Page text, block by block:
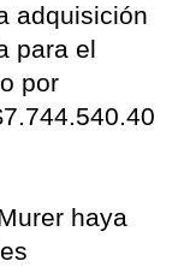
adquisición
para el
por
haya